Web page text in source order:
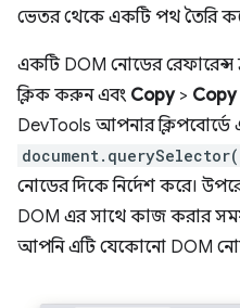
ভেতর থেকে একটি পথ তৈরি
একটি DOM নোডের
ক্লিক করুন এবং Copy>
DevTools আপনার ক্লিপবোর্ডে
নোডের দিকে নির্দেশ করে।
DOM এর সাথে কাজ করার
আপনি এটি যেকোনো DOM